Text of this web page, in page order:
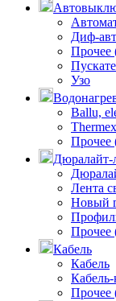
Диф-
Прочее
Узо
Ballu,
Thermex
Прочее
Дюралайт-
Лента
Новый
Прочее
Кабель
Кабель
Кабель-
Прочее